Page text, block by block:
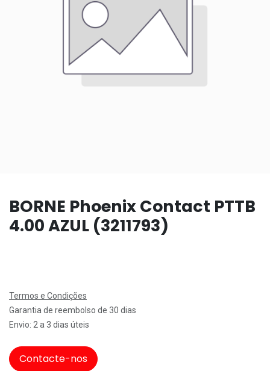
BORNE Phoenix Contact PTTB
4.00 AZUL (3211793)
Termos e Condições
Garantia de reembolso de 30 dias
Envio: 2 a 3 dias úteis
Contacte-nos